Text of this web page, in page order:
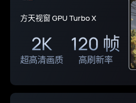
大文件打开
6.7倍
4K 视频导出
2.5倍
方天视窗 GPU Turbo X
2K
超高清画质
120 帧
高刷新率